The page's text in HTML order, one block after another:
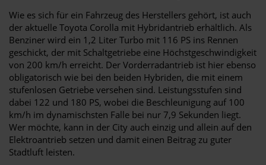
Wie es sich für ein Fahrzeug des Herstellers gehört, ist auch
der aktuelle Toyota Corolla mit Hybridantrieb erhältlich. Als
Benziner wird ein 1,2 Liter Turbo mit 116 PS ins Rennen
geschickt, der mit Schaltgetriebe eine Höchstgeschwindigkeit
von 200 km/h erreicht. Der Vorderradantrieb ist hier ebenso
obligatorisch wie bei den beiden Hybriden, die mit einem
stufenlosen Getriebe versehen sind. Leistungsstufen sind
dabei 122 und 180 PS, wobei die Beschleunigung auf 100
km/h im dynamischsten Falle bei nur 7,9 Sekunden liegt.
Wer möchte, kann in der City auch einzig und allein auf den
Elektroantrieb setzen und damit einen Beitrag zu guter
Stadtluft leisten.